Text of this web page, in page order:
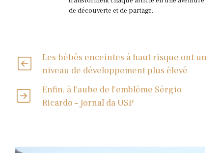
de découverte et de partage.
Les bébés enceintes à haut risque ont un
niveau de développement plus élevé
Enfin, à l'aube de l'emblème Sérgio
Ricardo – Jornal da USP